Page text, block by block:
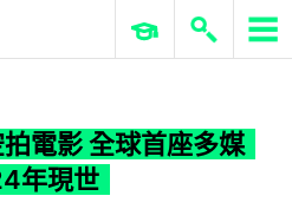
ERP 與商業 AI
電影 全球首座多媒
年現世